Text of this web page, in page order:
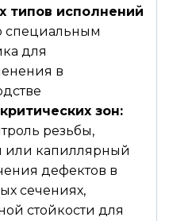
типов исполнений
специальным
для
в
зон:
резьбы,
или капиллярный
дефектов в
сечениях,
стойкости для